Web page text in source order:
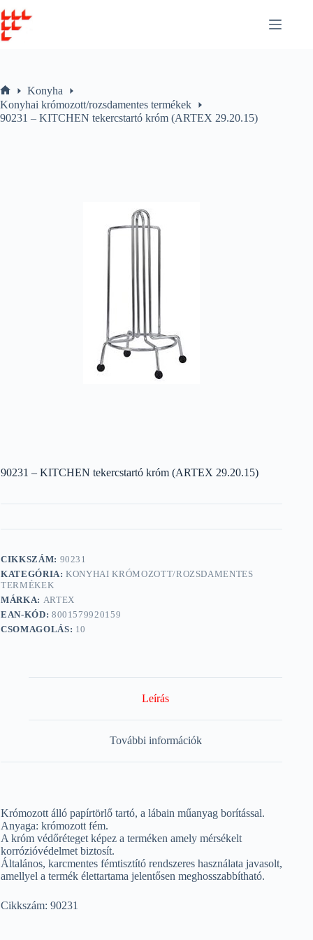
to
content
Home
Konyha
Konyhai krómozott/rozsdamentes termékek
90231 – KITCHEN tekercstartó króm (ARTEX 29.20.15)
90231 – KITCHEN tekercstartó króm (ARTEX 29.20.15)
CIKKSZÁM: 90231
KATEGÓRIA:KONYHAI KRÓMOZOTT/ROZSDAMENTES
TERMÉKEK
MÁRKA: ARTEX
EAN-KÓD: 8001579920159
CSOMAGOLÁS: 10
Leírás
További információk
Krómozott álló papírtörlő tartó, a lábain műanyag borítással.
Anyaga: krómozott fém.
A króm védőréteget képez a terméken amely mérsékelt
korrózióvédelmet biztosít.
Általános, karcmentes fémtisztító rendszeres használata javasolt,
amellyel a termék élettartama jelentősen meghosszabbítható.
Cikkszám: 90231